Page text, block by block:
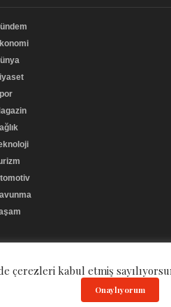
kabul etmiş
Onaylıyorum